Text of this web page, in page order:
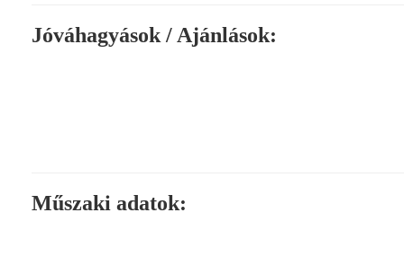
Jóváhagyások / Ajánlások:
Műszaki adatok: